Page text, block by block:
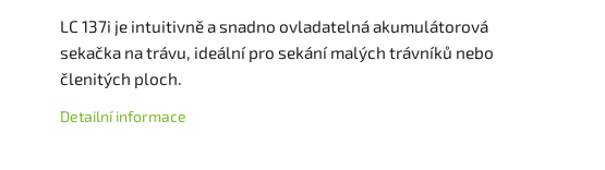
LC 137i je intuitivně a snadno ovladatelná akumulátorová
sekačka na trávu, ideální pro sekání malých trávníků nebo
členitých ploch.
Detailní informace